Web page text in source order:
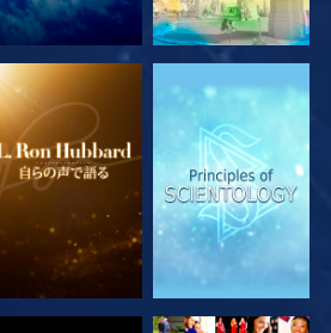
シリーズを探求 シリーズを探求